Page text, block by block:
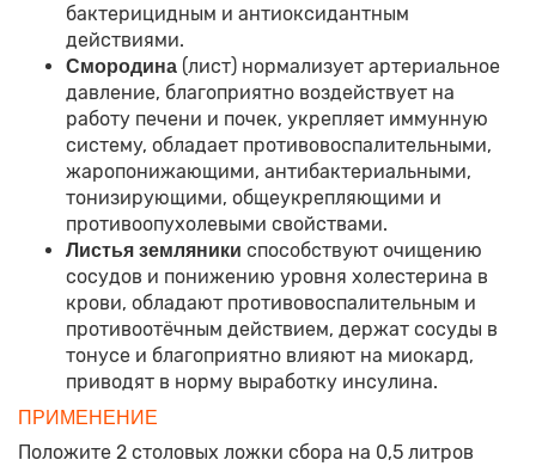
бактерицидным и антиоксидантным
действиями.
Смородина (лист) нормализует артериальное
давление, благоприятно воздействует на
работу печени и почек, укрепляет иммунную
систему, обладает противовоспалительными,
жаропонижающими, антибактериальными,
тонизирующими, общеукрепляющими и
противоопухолевыми свойствами.
Листья земляники способствуют очищению
сосудов и понижению уровня холестерина в
крови, обладают противовоспалительным и
противоотёчным действием, держат сосуды в
тонусе и благоприятно влияют на миокард,
приводят в норму выработку инсулина.
ПРИМЕНЕНИЕ
Положите 2 столовых ложки сбора на 0,5 литров